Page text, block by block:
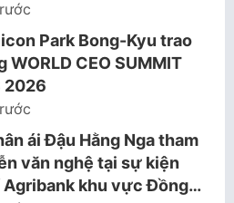
Park Bong-Kyu trao
WORLD CEO SUMMIT
2026
ái Đậu Hằng Nga tham
văn nghệ tại sự kiện
Agribank khu vực Đồng…